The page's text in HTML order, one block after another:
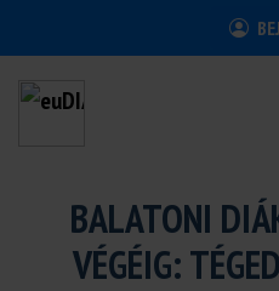
BALATONI
VÉGÉIG: